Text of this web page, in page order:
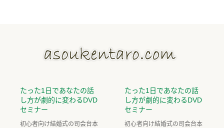
たった1日であなたの話
し方が劇的に変わるDVD
セミナー
初心者向け結婚式の司会台本
たった1日であなたの話
し方が劇的に変わるDVD
セミナー
初心者向け結婚式の司会台本